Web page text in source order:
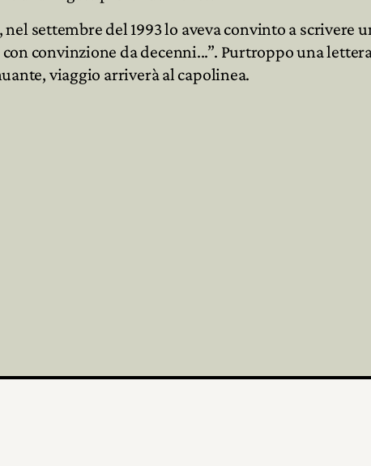
settembre del 1993 lo aveva convinto a scrivere
convinzione da decenni...”. Purtroppo una
viaggio arriverà al capolinea.